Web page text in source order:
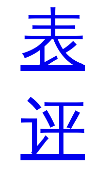
较
不
表
评